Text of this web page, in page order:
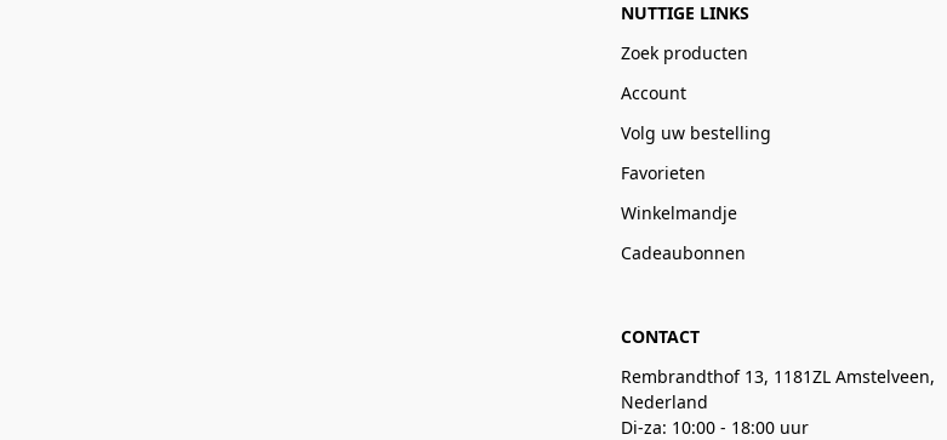
NUTTIGE LINKS
Zoek producten
Account
Volg uw bestelling
Favorieten
Winkelmandje
Cadeaubonnen
CONTACT
Rembrandthof 13, 1181ZL Amstelveen,
Nederland
Di-za: 10:00 - 18:00 uur